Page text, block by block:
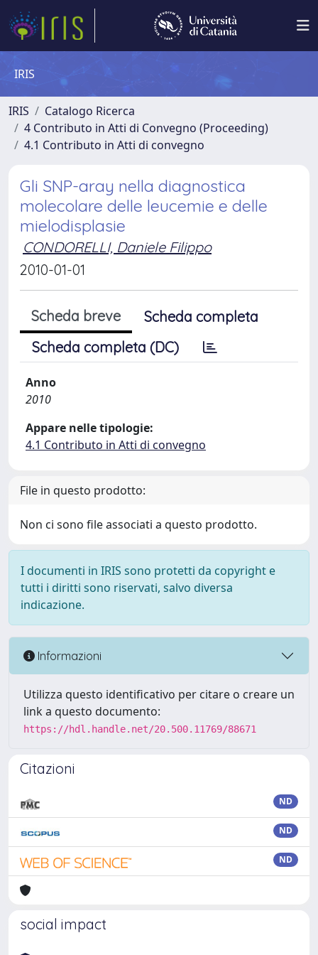
IRIS
IRIS
Catalogo Ricerca
4 Contributo in Atti di Convegno (Proceeding)
4.1 Contributo in Atti di convegno
Gli SNP-aray nella diagnostica
molecolare delle leucemie e delle
mielodisplasie
CONDORELLI, Daniele Filippo
2010-01-01
Scheda breve
Scheda completa
Scheda completa (DC)
Anno
2010
Appare nelle tipologie:
4.1 Contributo in Atti di convegno
File in questo prodotto:
Non ci sono file associati a questo prodotto.
I documenti in IRIS sono protetti da copyright e
tutti i diritti sono riservati, salvo diversa
indicazione.
Informazioni
Utilizza questo identificativo per citare o creare un
link a questo documento:
https://hdl.handle.net/20.500.11769/88671
Citazioni
ND
ND
ND
social impact